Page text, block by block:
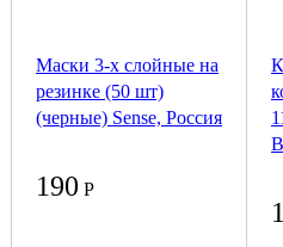
Маски 3-х слойные на
резинке (50 шт)
(черные) Sense, Россия
190 Р